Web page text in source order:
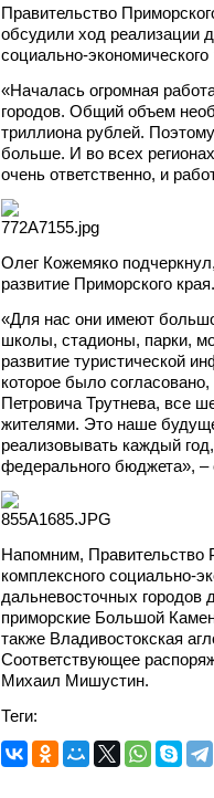
Правительство
обсудили ход реализации
социально-
«Началась огромная
городов. Общий объем
триллиона рублей.
больше. И во всех
очень ответственно, и
Олег Кожемяко
развитие Приморского края.
«Для нас они имеют
школы, стадионы, парки,
развитие туристической
которое было
Петровича Трутнева, все
жителями. Это наше
реализовывать каждый
федерального бюджета», –
Напомним, Правительство
комплексного социально-
дальневосточных городов
приморские Большой
также Владивостокская
Соответствующее
Михаил Мишустин.
Теги: